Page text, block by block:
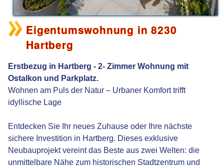
Eigentumswohnung in 8230
Hartberg
Erstbezug in Hartberg - 2- Zimmer Wohnung mit
Ostalkon und Parkplatz.
Wohnen am Puls der Natur – Urbaner Komfort trifft
idyllische Lage
Entdecken Sie Ihr neues Zuhause oder Ihre nächste
sichere Investition in Hartberg. Dieses exklusive
Neubauprojekt vereint das Beste aus zwei Welten: die
unmittelbare Nähe zum historischen Stadtzentrum und